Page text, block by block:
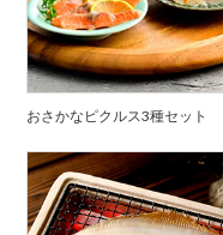
おさかなピクルス3種セット